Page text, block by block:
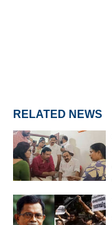
RELATED NEWS